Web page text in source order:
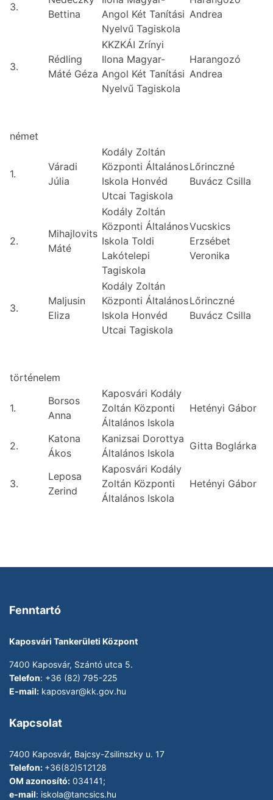
3.
Bettina
Angol Két Tanítási
Nyelvű Tagiskola
Andrea
3.
Rédling
Máté Géza
KKZKÁI Zrínyi
Ilona Magyar-
Angol Két Tanítási
Nyelvű Tagiskola
Harangozó
Andrea
német
1.
Váradi
Júlia
Kodály Zoltán
Központi Általános
Iskola Honvéd
Utcai Tagiskola
Lőrinczné
Buvácz Csilla
2.
Mihajlovits
Máté
Kodály Zoltán
Központi Általános
Iskola Toldi
Lakótelepi
Tagiskola
Vucskics
Erzsébet
Veronika
3.
Maljusin
Eliza
Kodály Zoltán
Központi Általános
Iskola Honvéd
Utcai Tagiskola
Lőrinczné
Buvácz Csilla
történelem
1.
Borsos
Anna
Kaposvári Kodály
Zoltán Központi
Általános Iskola
Hetényi Gábor
2.
Katona
Ákos
Kanizsai Dorottya
Általános Iskola
Gitta Boglárka
3.
Leposa
Zerind
Kaposvári Kodály
Zoltán Központi
Általános Iskola
Hetényi Gábor
Fenntartó
Kaposvári Tankerületi Központ
7400 Kaposvár, Szántó utca 5.
Telefon: +36 (82) 795-225
E-mail: kaposvar@kk.gov.hu
Kapcsolat
7400 Kaposvár, Bajcsy-Zsilinszky u. 17
Telefon: +36(82)512128
OM azonosító: 034141;
e-mail: iskola@tancsics.hu